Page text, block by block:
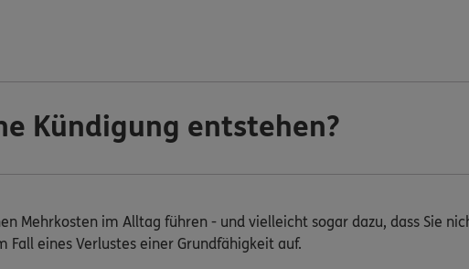
Kündigung entstehen?
Mehrkosten im Alltag führen - und vielleicht sogar dazu, dass Sie
eines Verlustes einer Grundfähigkeit auf.